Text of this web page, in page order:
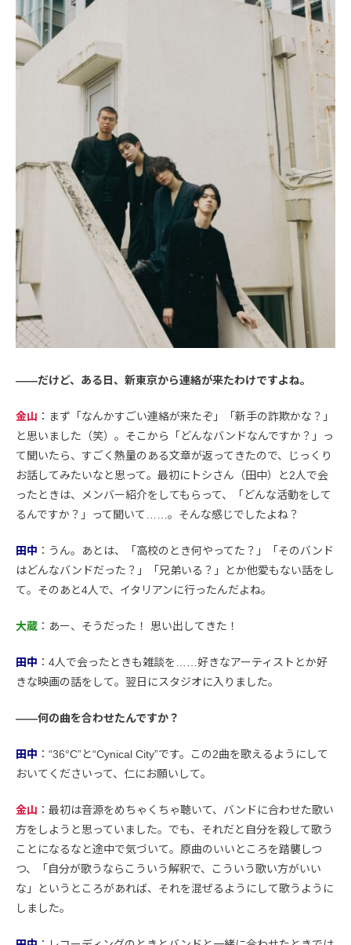
――だけど、ある日、新東京から連絡が来たわけですよね。
金山 ：まず「なんかすごい連絡が来たぞ」「新手の詐欺かな？」
と思いました（笑）。そこから「どんなバンドなんですか？」っ
て聞いたら、すごく熱量のある文章が返ってきたので、じっくり
お話してみたいなと思って。最初にトシさん（田中）と2人で会
ったときは、メンバー紹介をしてもらって、「どんな活動をして
るんですか？」って聞いて……。そんな感じでしたよね？
田中 ：うん。あとは、「高校のとき何やってた？」「そのバンド
はどんなバンドだった？」「兄弟いる？」とか他愛もない話をし
て。そのあと4人で、イタリアンに行ったんだよね。
大蔵 ：あー、そうだった！ 思い出してきた！
田中 ：4人で会ったときも雑談を……好きなアーティストとか好
きな映画の話をして。翌日にスタジオに入りました。
――何の曲を合わせたんですか？
田中 ：“36°C”と“Cynical City”です。この2曲を歌えるようにして
おいてくださいって、仁にお願いして。
金山 ：最初は音源をめちゃくちゃ聴いて、バンドに合わせた歌い
方をしようと思っていました。でも、それだと自分を殺して歌う
ことになるなと途中で気づいて。原曲のいいところを踏襲しつ
つ、「自分が歌うならこういう解釈で、こういう歌い方がいい
な」というところがあれば、それを混ぜるようにして歌うように
しました。